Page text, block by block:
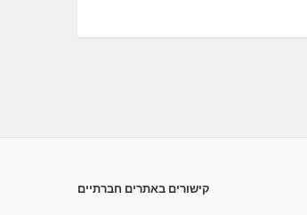
קישורים באתרים חברתיים